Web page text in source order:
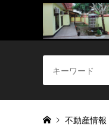
不動産情報